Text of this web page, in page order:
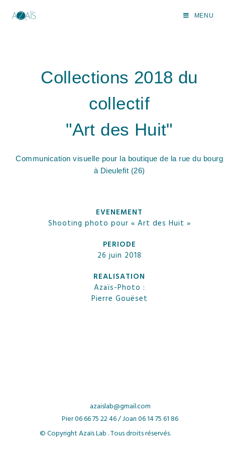
MENU
Collections 2018 du
collectif
"Art des Huit"
Communication visuelle pour la boutique de la rue du bourg
à Dieulefit (26)
EVENEMENT
Shooting photo pour « Art des Huit »
PERIODE
26 juin 2018
REALISATION
Azaïs-Photo :
Pierre Gouëset
azaislab@gmail.com
Pier06 66 75 22 46 /Joan06 14 75 61 86
© Copyright Azaïs Lab . Tous droits réservés.